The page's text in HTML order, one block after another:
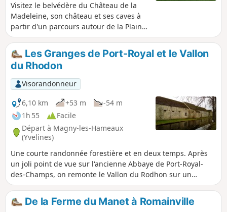
Visitez le belvédère du Château de la
Madeleine, son château et ses caves à
partir d'un parcours autour de la Plaine
de la Madeleine. Le départ conseillé
depuis le "Carrefour de Milon"
accessible depuis le magnifique petit
village de Milon-la-Chapelle.
Les Granges de Port-Royal et le Vallon
du Rhodon
Visorandonneur
6,10 km
+53 m
-54 m
1h 55
Facile
Départ à Magny-les-Hameaux
(Yvelines)
Une courte randonnée forestière et en deux temps. Après
un joli point de vue sur l'ancienne Abbaye de Port-Royal-
des-Champs, on remonte le Vallon du Rodhon sur un
chemin et des sentiers qui sinuent en sous-bois. Ensuite, la
randonnée emprunte les larges chemins de la Forêt de
Port-Royal.
De la Ferme du Manet à Romainville